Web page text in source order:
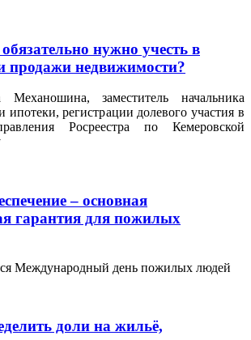
нужно учесть в
продажи недвижимости?
Механошина, заместитель начальника
ипотеки, регистрации долевого участия в
Росреестра по Кемеровской
– основная
гарантия для пожилых
Международный день пожилых людей
доли на жильё,